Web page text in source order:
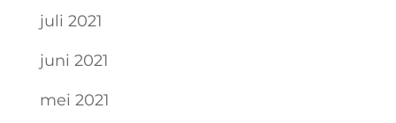
juli 2021
juni 2021
mei 2021